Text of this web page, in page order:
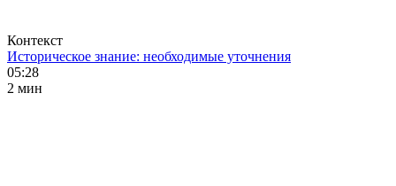
Контекст
Историческое знание: необходимые уточнения
05:28
2 мин